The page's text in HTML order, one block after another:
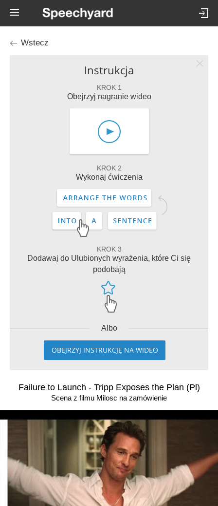
Wstecz
Instrukcja
KROK 1
Obejrzyj nagranie wideo
KROK 2
Wykonaj ćwiczenia
KROK 3
Dodawaj do Ulubionych wyrażenia, które Ci się
podobają
Albo
OBEJRZYJ INSTRUKCJĘ NA WIDEO
Failure to Launch - Tripp Exposes the Plan (Pl)
Scena z filmu Milosc na zamówienie